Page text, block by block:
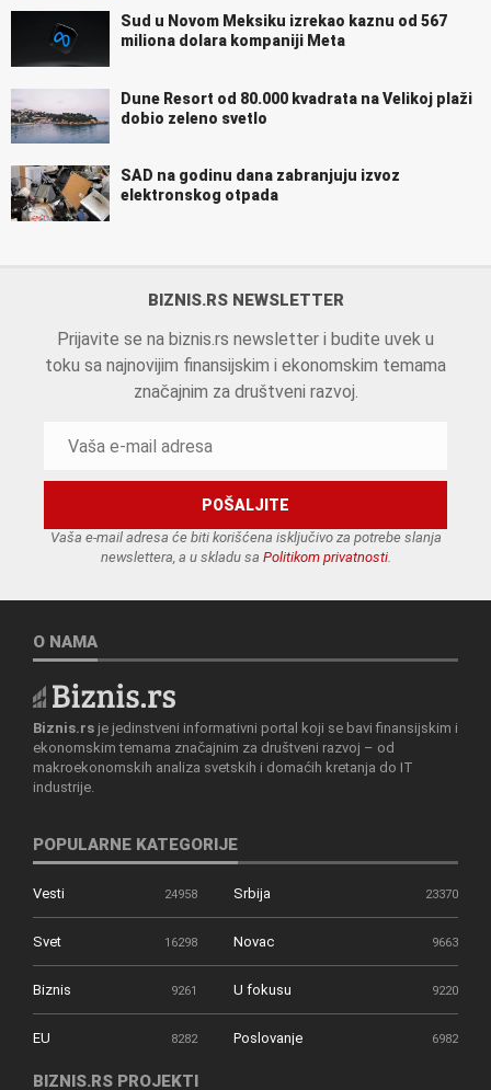
Sud u Novom Meksiku izrekao kaznu od 567
miliona dolara kompaniji Meta
Dune Resort od 80.000 kvadrata na Velikoj plaži
dobio zeleno svetlo
SAD na godinu dana zabranjuju izvoz
elektronskog otpada
BIZNIS.RS NEWSLETTER
Prijavite se na biznis.rs newsletter i budite uvek u
toku sa najnovijim finansijskim i ekonomskim temama
značajnim za društveni razvoj.
Vaša e-mail adresa će biti korišćena isključivo za potrebe slanja
newslettera, a u skladu sa Politikom privatnosti.
O NAMA
Biznis.rs je jedinstveni informativni portal koji se bavi finansijskim i
ekonomskim temama značajnim za društveni razvoj – od
makroekonomskih analiza svetskih i domaćih kretanja do IT
industrije.
POPULARNE KATEGORIJE
Vesti 24958 Srbija 23370
Svet 16298 Novac 9663
Biznis 9261 U fokusu 9220
EU 8282 Poslovanje 6982
BIZNIS.RS PROJEKTI